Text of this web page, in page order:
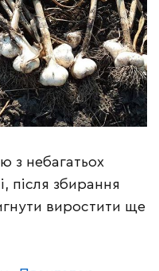
з небагатьох
після збирання
виростити ще